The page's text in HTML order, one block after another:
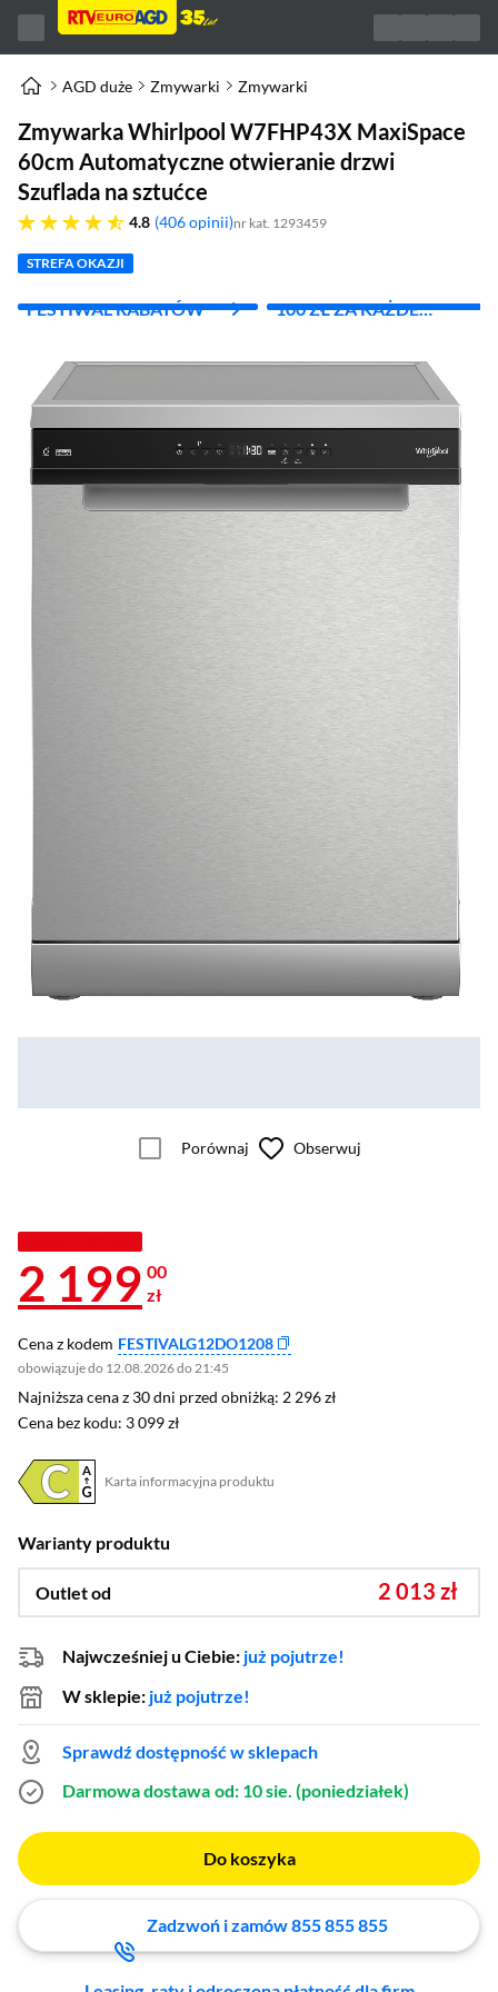
AGD duże Zmywarki Zmywarki
Zmywarka Whirlpool W7FHP43X MaxiSpace
60cm Automatyczne otwieranie drzwi
Szuflada na sztućce
4.8
4.8 gwiazdek 406 opinii nr kat. 1293459
STREFA OKAZJI
FESTIWAL RABATÓW
100 ZŁ ZA KAŻDE
Porównaj Obserwuj
2 199 00
zł
Cena z kodem FESTIVALG12DO1208
obowiązuje do 12.08.2026 do 21:45
Najniższa cena z 30 dni przed obniżką: 2 296 zł
Najniższa cena z 30 dni przed obniżką: 2 296 zł
Cena bez kodu: 3 099 zł
Cena bez kodu: 3 099 zł
Karta informacyjna produktu
Plik w formacie pdf
(otworzy się w nowym oknie)
Warianty produktu
Outlet od 2 013 zł
Najwcześniej u Ciebie: już pojutrze!
W sklepie: już pojutrze!
Sprawdź dostępność w sklepach
Darmowa dostawa od: 10 sie. (poniedziałek)
Do koszyka
Zadzwoń i zamów 855 855 855